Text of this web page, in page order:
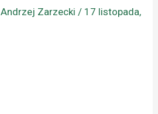
Andrzej Zarzecki/ 17 listopada,